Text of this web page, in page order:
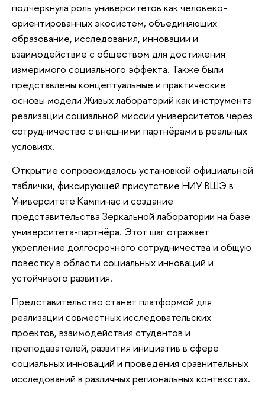
подчеркнула роль университетов как человеко-
ориентированных экосистем, объединяющих
образование, исследования, инновации и
взаимодействие с обществом для достижения
измеримого социального эффекта. Также были
представлены концептуальные и практические
основы модели Живых лабораторий как инструмента
реализации социальной миссии университетов через
сотрудничество с внешними партнёрами в реальных
условиях.
Открытие сопровождалось установкой официальной
таблички, фиксирующей присутствие НИУ ВШЭ в
Университете Кампинас и создание
представительства Зеркальной лаборатории на базе
университета-партнёра. Этот шаг отражает
укрепление долгосрочного сотрудничества и общую
повестку в области социальных инноваций и
устойчивого развития.
Представительство станет платформой для
реализации совместных исследовательских
проектов, взаимодействия студентов и
преподавателей, развития инициатив в сфере
социальных инноваций и проведения сравнительных
исследований в различных региональных контекстах.